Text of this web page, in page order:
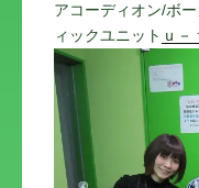
アコーディオン/ボ
ィックユニット ｕ－